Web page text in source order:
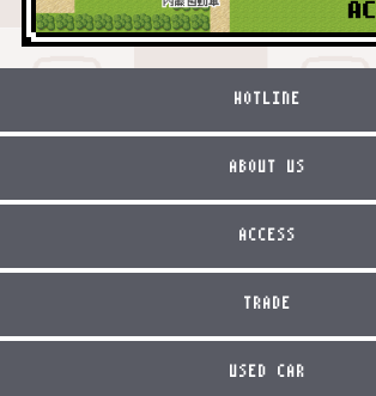
HOTLINE
ABOUT US
ACCESS
TRADE
USED CAR